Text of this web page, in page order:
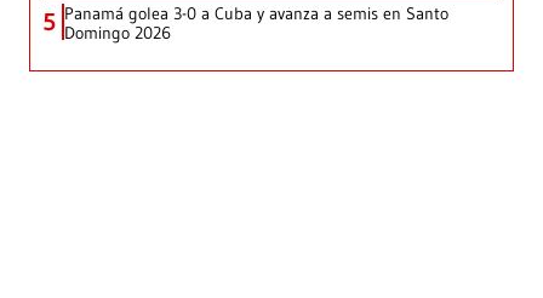
5 Panamá golea 3-0 a Cuba y avanza a semis en Santo
Domingo 2026